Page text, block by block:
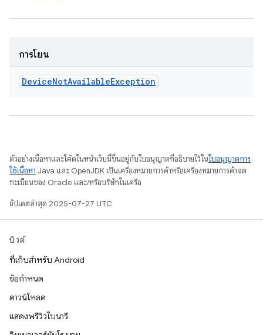
การโยน
DeviceNotAvailableException
ตัวอย่างเนื้อหาและโค้ดในหน้าเว็บนี้ขึ้นอยู่กับใบอนุญาตที่อธิบายไว้ในใบอนุญาตการ
ใช้เนื้อหา Java และ OpenJDK เป็นเครื่องหมายการค้าหรือเครื่องหมายการค้าจด
ทะเบียนของ Oracle และ/หรือบริษัทในเครือ
อัปเดตล่าสุด 2025-07-27 UTC
บิวด์
ที่เก็บสำหรับ Android
ข้อกำหนด
ดาวน์โหลด
แสดงพรีวิวไบนารี